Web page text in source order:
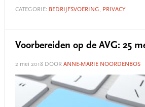
CATEGORIE: BEDRIJFSVOERING, PRIVACY
Voorbereiden op de AVG: 25
2 mei 2018DOOR ANNE-MARIE NOORDENBOS